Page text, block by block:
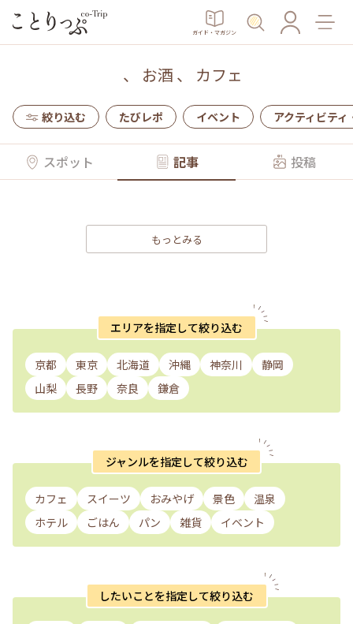
ガイド・マガジン
、 お酒 、 カフェ
絞り込む たびレポ イベント アクティビティ
スポット 記事 投稿
もっとみる
エリアを指定して絞り込む
京都 東京 北海道 沖縄 神奈川
静岡
山梨
長野 奈良 鎌倉
ジャンルを指定して絞り込む
カフェ スイーツ おみやげ 景色
温泉
ホテル
ごはん パン 雑貨 イベント
したいことを指定して絞り込む